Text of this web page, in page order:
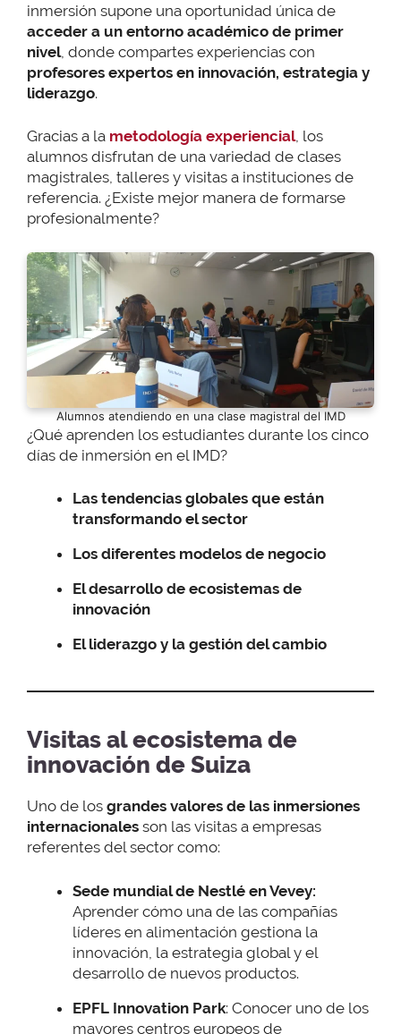
inmersión supone una oportunidad única de
acceder a un entorno académico de primer
nivel, donde compartes experiencias con
profesores expertos en innovación, estrategia y
liderazgo.
Gracias a la metodología experiencial, los
alumnos disfrutan de una variedad de clases
magistrales, talleres y visitas a instituciones de
referencia. ¿Existe mejor manera de formarse
profesionalmente?
Alumnos atendiendo en una clase magistral del IMD
¿Qué aprenden los estudiantes durante los cinco
días de inmersión en el IMD?
Las tendencias globales que están
transformando el sector
Los diferentes modelos de negocio
El desarrollo de ecosistemas de
innovación
El liderazgo y la gestión del cambio
Visitas al ecosistema de
innovación de Suiza
Uno de los grandes valores de las inmersiones
internacionales son las visitas a empresas
referentes del sector como:
Sede mundial de Nestlé en Vevey:
Aprender cómo una de las compañías
líderes en alimentación gestiona la
innovación, la estrategia global y el
desarrollo de nuevos productos.
EPFL Innovation Park: Conocer uno de los
mayores centros europeos de